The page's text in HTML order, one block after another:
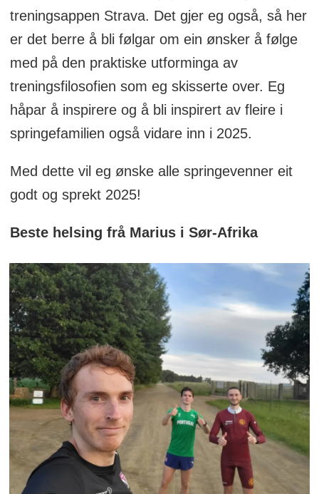
treningsappen Strava. Det gjer eg også, så her
er det berre å bli følgar om ein ønsker å følge
med på den praktiske utforminga av
treningsfilosofien som eg skisserte over. Eg
håpar å inspirere og å bli inspirert av fleire i
springefamilien også vidare inn i 2025.
Med dette vil eg ønske alle springevenner eit
godt og sprekt 2025!
Beste helsing frå Marius i Sør-Afrika